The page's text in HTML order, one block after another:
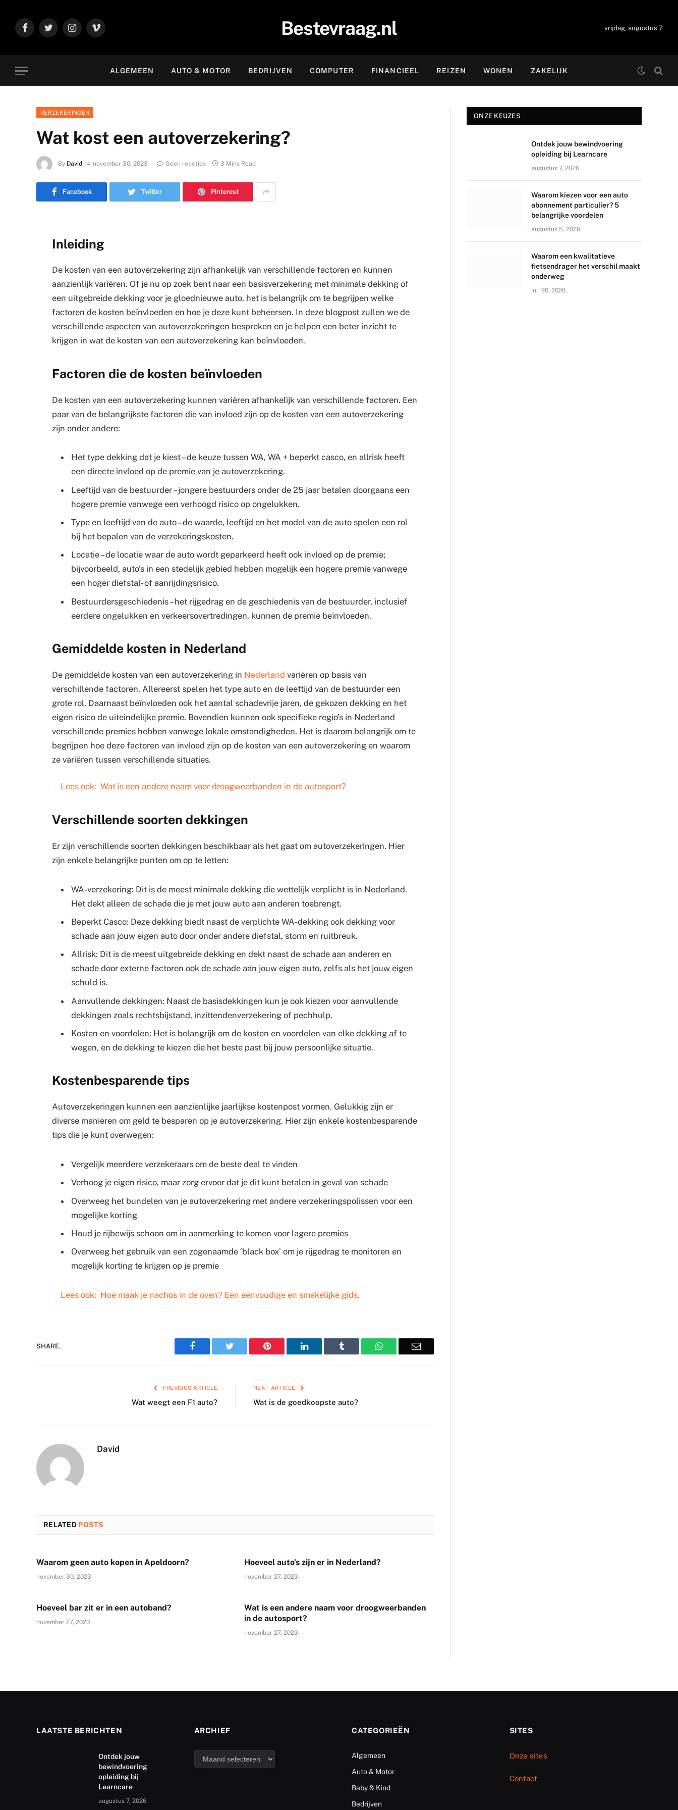
FacebookTwitter Instagram
Vimeo Bestevraag.nl vrijdag, augustus 7
ALGEMEEN AUTO & MOTOR BEDRIJVEN COMPUTER FINANCIEEL REIZEN WONEN ZAKELIJK
VERZEKERINGEN
Wat kost een autoverzekering?
By David november 30, 2023 Geen reacties 3 Mins Read
Facebook Twitter Pinterest
Inleiding
De kosten van een autoverzekering zijn afhankelijk van verschillende factoren en kunnen
aanzienlijk variëren. Of je nu op zoek bent naar een basisverzekering met minimale dekking of
een uitgebreide dekking voor je gloednieuwe auto, het is belangrijk om te begrijpen welke
factoren de kosten beïnvloeden en hoe je deze kunt beheersen. In deze blogpost zullen we de
verschillende aspecten van autoverzekeringen bespreken en je helpen een beter inzicht te
krijgen in wat de kosten van een autoverzekering kan beïnvloeden.
Factoren die de kosten beïnvloeden
De kosten van een autoverzekering kunnen variëren afhankelijk van verschillende factoren. Een
paar van de belangrijkste factoren die van invloed zijn op de kosten van een autoverzekering
zijn onder andere:
Het type dekking dat je kiest – de keuze tussen WA, WA + beperkt casco, en allrisk heeft
een directe invloed op de premie van je autoverzekering.
Leeftijd van de bestuurder – jongere bestuurders onder de 25 jaar betalen doorgaans een
hogere premie vanwege een verhoogd risico op ongelukken.
Type en leeftijd van de auto – de waarde, leeftijd en het model van de auto spelen een rol
bij het bepalen van de verzekeringskosten.
Locatie – de locatie waar de auto wordt geparkeerd heeft ook invloed op de premie;
bijvoorbeeld, auto’s in een stedelijk gebied hebben mogelijk een hogere premie vanwege
een hoger diefstal- of aanrijdingsrisico.
Bestuurdersgeschiedenis – het rijgedrag en de geschiedenis van de bestuurder, inclusief
eerdere ongelukken en verkeersovertredingen, kunnen de premie beïnvloeden.
Gemiddelde kosten in Nederland
De gemiddelde kosten van een autoverzekering in Nederland variëren op basis van
verschillende factoren. Allereerst spelen het type auto en de leeftijd van de bestuurder een
grote rol. Daarnaast beïnvloeden ook het aantal schadevrije jaren, de gekozen dekking en het
eigen risico de uiteindelijke premie. Bovendien kunnen ook specifieke regio’s in Nederland
verschillende premies hebben vanwege lokale omstandigheden. Het is daarom belangrijk om te
begrijpen hoe deze factoren van invloed zijn op de kosten van een autoverzekering en waarom
ze variëren tussen verschillende situaties.
Lees ook: Wat is een andere naam voor droogweerbanden in de autosport?
Verschillende soorten dekkingen
Er zijn verschillende soorten dekkingen beschikbaar als het gaat om autoverzekeringen. Hier
zijn enkele belangrijke punten om op te letten:
WA-verzekering: Dit is de meest minimale dekking die wettelijk verplicht is in Nederland.
Het dekt alleen de schade die je met jouw auto aan anderen toebrengt.
Beperkt Casco: Deze dekking biedt naast de verplichte WA-dekking ook dekking voor
schade aan jouw eigen auto door onder andere diefstal, storm en ruitbreuk.
Allrisk: Dit is de meest uitgebreide dekking en dekt naast de schade aan anderen en
schade door externe factoren ook de schade aan jouw eigen auto, zelfs als het jouw eigen
schuld is.
Aanvullende dekkingen: Naast de basisdekkingen kun je ook kiezen voor aanvullende
dekkingen zoals rechtsbijstand, inzittendenverzekering of pechhulp.
Kosten en voordelen: Het is belangrijk om de kosten en voordelen van elke dekking af te
wegen, en de dekking te kiezen die het beste past bij jouw persoonlijke situatie.
Kostenbesparende tips
Autoverzekeringen kunnen een aanzienlijke jaarlijkse kostenpost vormen. Gelukkig zijn er
diverse manieren om geld te besparen op je autoverzekering. Hier zijn enkele kostenbesparende
tips die je kunt overwegen:
Vergelijk meerdere verzekeraars om de beste deal te vinden
Verhoog je eigen risico, maar zorg ervoor dat je dit kunt betalen in geval van schade
Overweeg het bundelen van je autoverzekering met andere verzekeringspolissen voor een
mogelijke korting
Houd je rijbewijs schoon om in aanmerking te komen voor lagere premies
Overweeg het gebruik van een zogenaamde ‘black box’ om je rijgedrag te monitoren en
mogelijk korting te krijgen op je premie
Lees ook: Hoe maak je nachos in de oven? Een eenvoudige en smakelijke gids.
SHARE. Facebook Twitter Pinterest LinkedIn Tumblr WhatsAppEmail
PREVIOUS ARTICLE
Wat weegt een F1 auto?
NEXT ARTICLE
Wat is de goedkoopste auto?
David
RELATED POSTS
Waarom geen auto kopen in Apeldoorn?
november 30, 2023
Hoeveel auto’s zijn er in Nederland?
november 27, 2023
Hoeveel bar zit er in een autoband?
november 27, 2023
Wat is een andere naam voor droogweerbanden
in de autosport?
november 27, 2023
ONZE KEUZES
Ontdek jouw bewindvoering
opleiding bij Learncare
augustus 7, 2026
Waarom kiezen voor een auto
abonnement particulier? 5
belangrijke voordelen
augustus 5, 2026
Waarom een kwalitatieve
fietsendrager het verschil maakt
onderweg
juli 20, 2026
LAATSTE BERICHTEN
Ontdek jouw
bewindvoering
opleiding bij
Learncare
augustus 7, 2026
ARCHIEF
archief
CATEGORIEËN
Algemeen
Auto & Motor
Baby & Kind
Bedrijven
SITES
Onze sites
Contact